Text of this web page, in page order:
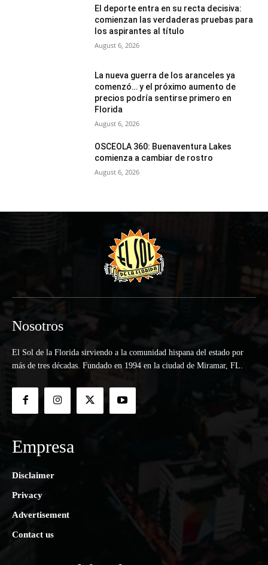
El deporte entra en su recta decisiva:
comienzan las verdaderas pruebas para
los aspirantes al título
August 6, 2026
La nueva guerra de los aranceles ya
comenzó… y el próximo aumento de
precios podría sentirse primero en
Florida
August 6, 2026
OSCEOLA 360: Buenaventura Lakes
comienza a cambiar de rostro
August 6, 2026
Nosotros
El Sol de la Florida sirviendo a la comunidad hispana del estado por
más de tres décadas. Fundado en 1994 en la ciudad de Miramar, FL.
Empresa
Disclaimer
Privacy
Advertisement
Contact us